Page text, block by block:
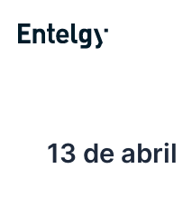
para
13 de